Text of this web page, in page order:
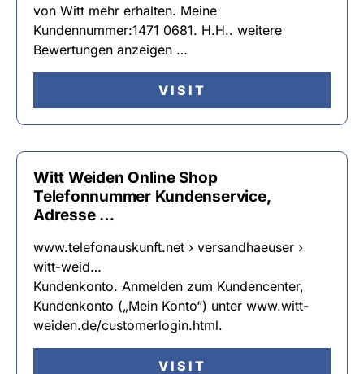
von Witt mehr erhalten. Meine
Kundennummer:1471 0681. H.H.. weitere
Bewertungen anzeigen …
VISIT
Witt Weiden Online Shop
Telefonnummer Kundenservice,
Adresse …
www.telefonauskunft.net › versandhaeuser ›
witt-weid…
Kundenkonto. Anmelden zum Kundencenter,
Kundenkonto („Mein Konto“) unter www.witt-
weiden.de/customerlogin.html.
VISIT